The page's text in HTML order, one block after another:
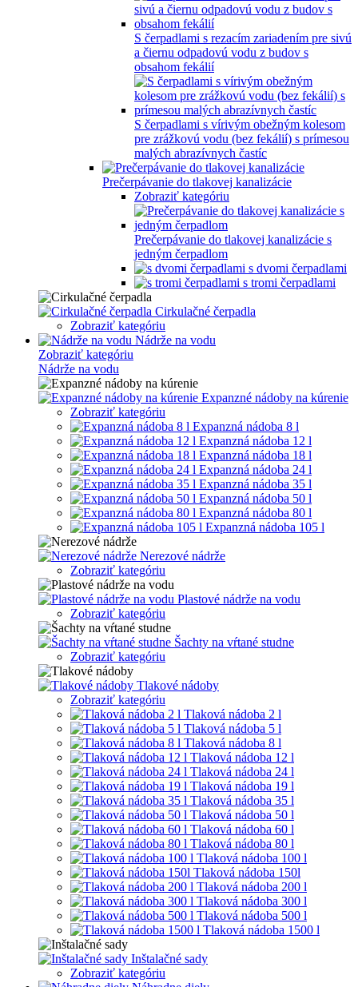
S čerpadlami s rezacím zariadením pre sivú
a čiernu odpadovú vodu z budov s
obsahom fekálií
S čerpadlami s vírivým obežným kolesom
pre zrážkovú vodu (bez fekálií) s prímesou
malých abrazívnych častíc
Prečerpávanie do tlakovej kanalizácie
Zobraziť kategóriu
Prečerpávanie do tlakovej kanalizácie s
jedným čerpadlom
s dvomi čerpadlami
s tromi čerpadlami
Cirkulačné čerpadla
Zobraziť kategóriu
Nádrže na vodu
Zobraziť kategóriu
Nádrže na vodu
Expanzné nádoby na kúrenie
Zobraziť kategóriu
Expanzná nádoba 8 l
Expanzná nádoba 12 l
Expanzná nádoba 18 l
Expanzná nádoba 24 l
Expanzná nádoba 35 l
Expanzná nádoba 50 l
Expanzná nádoba 80 l
Expanzná nádoba 105 l
Nerezové nádrže
Zobraziť kategóriu
Plastové nádrže na vodu
Zobraziť kategóriu
Šachty na vŕtané studne
Zobraziť kategóriu
Tlakové nádoby
Zobraziť kategóriu
Tlaková nádoba 2 l
Tlaková nádoba 5 l
Tlaková nádoba 8 l
Tlaková nádoba 12 l
Tlaková nádoba 24 l
Tlaková nádoba 19 l
Tlaková nádoba 35 l
Tlaková nádoba 50 l
Tlaková nádoba 60 l
Tlaková nádoba 80 l
Tlaková nádoba 100 l
Tlaková nádoba 150l
Tlaková nádoba 200 l
Tlaková nádoba 300 l
Tlaková nádoba 500 l
Tlaková nádoba 1500 l
Inštalačné sady
Zobraziť kategóriu